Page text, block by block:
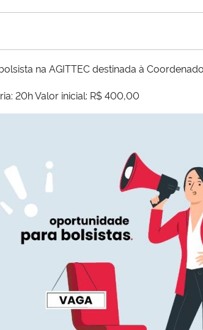
na AGITTEC destinada à
20h Valor inicial: R$ 400,00